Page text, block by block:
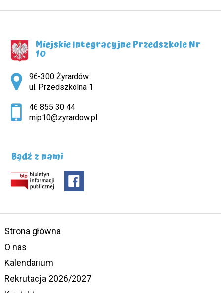
Miejskie Integracyjne Przedszkole Nr
10
Adres pocztowy:
96-300 Żyrardów
ul. Przedszkolna 1
46 855 30 44
mip10@zyrardow.pl
Bądź z nami
Strona główna
O nas
Kalendarium
Rekrutacja 2026/2027